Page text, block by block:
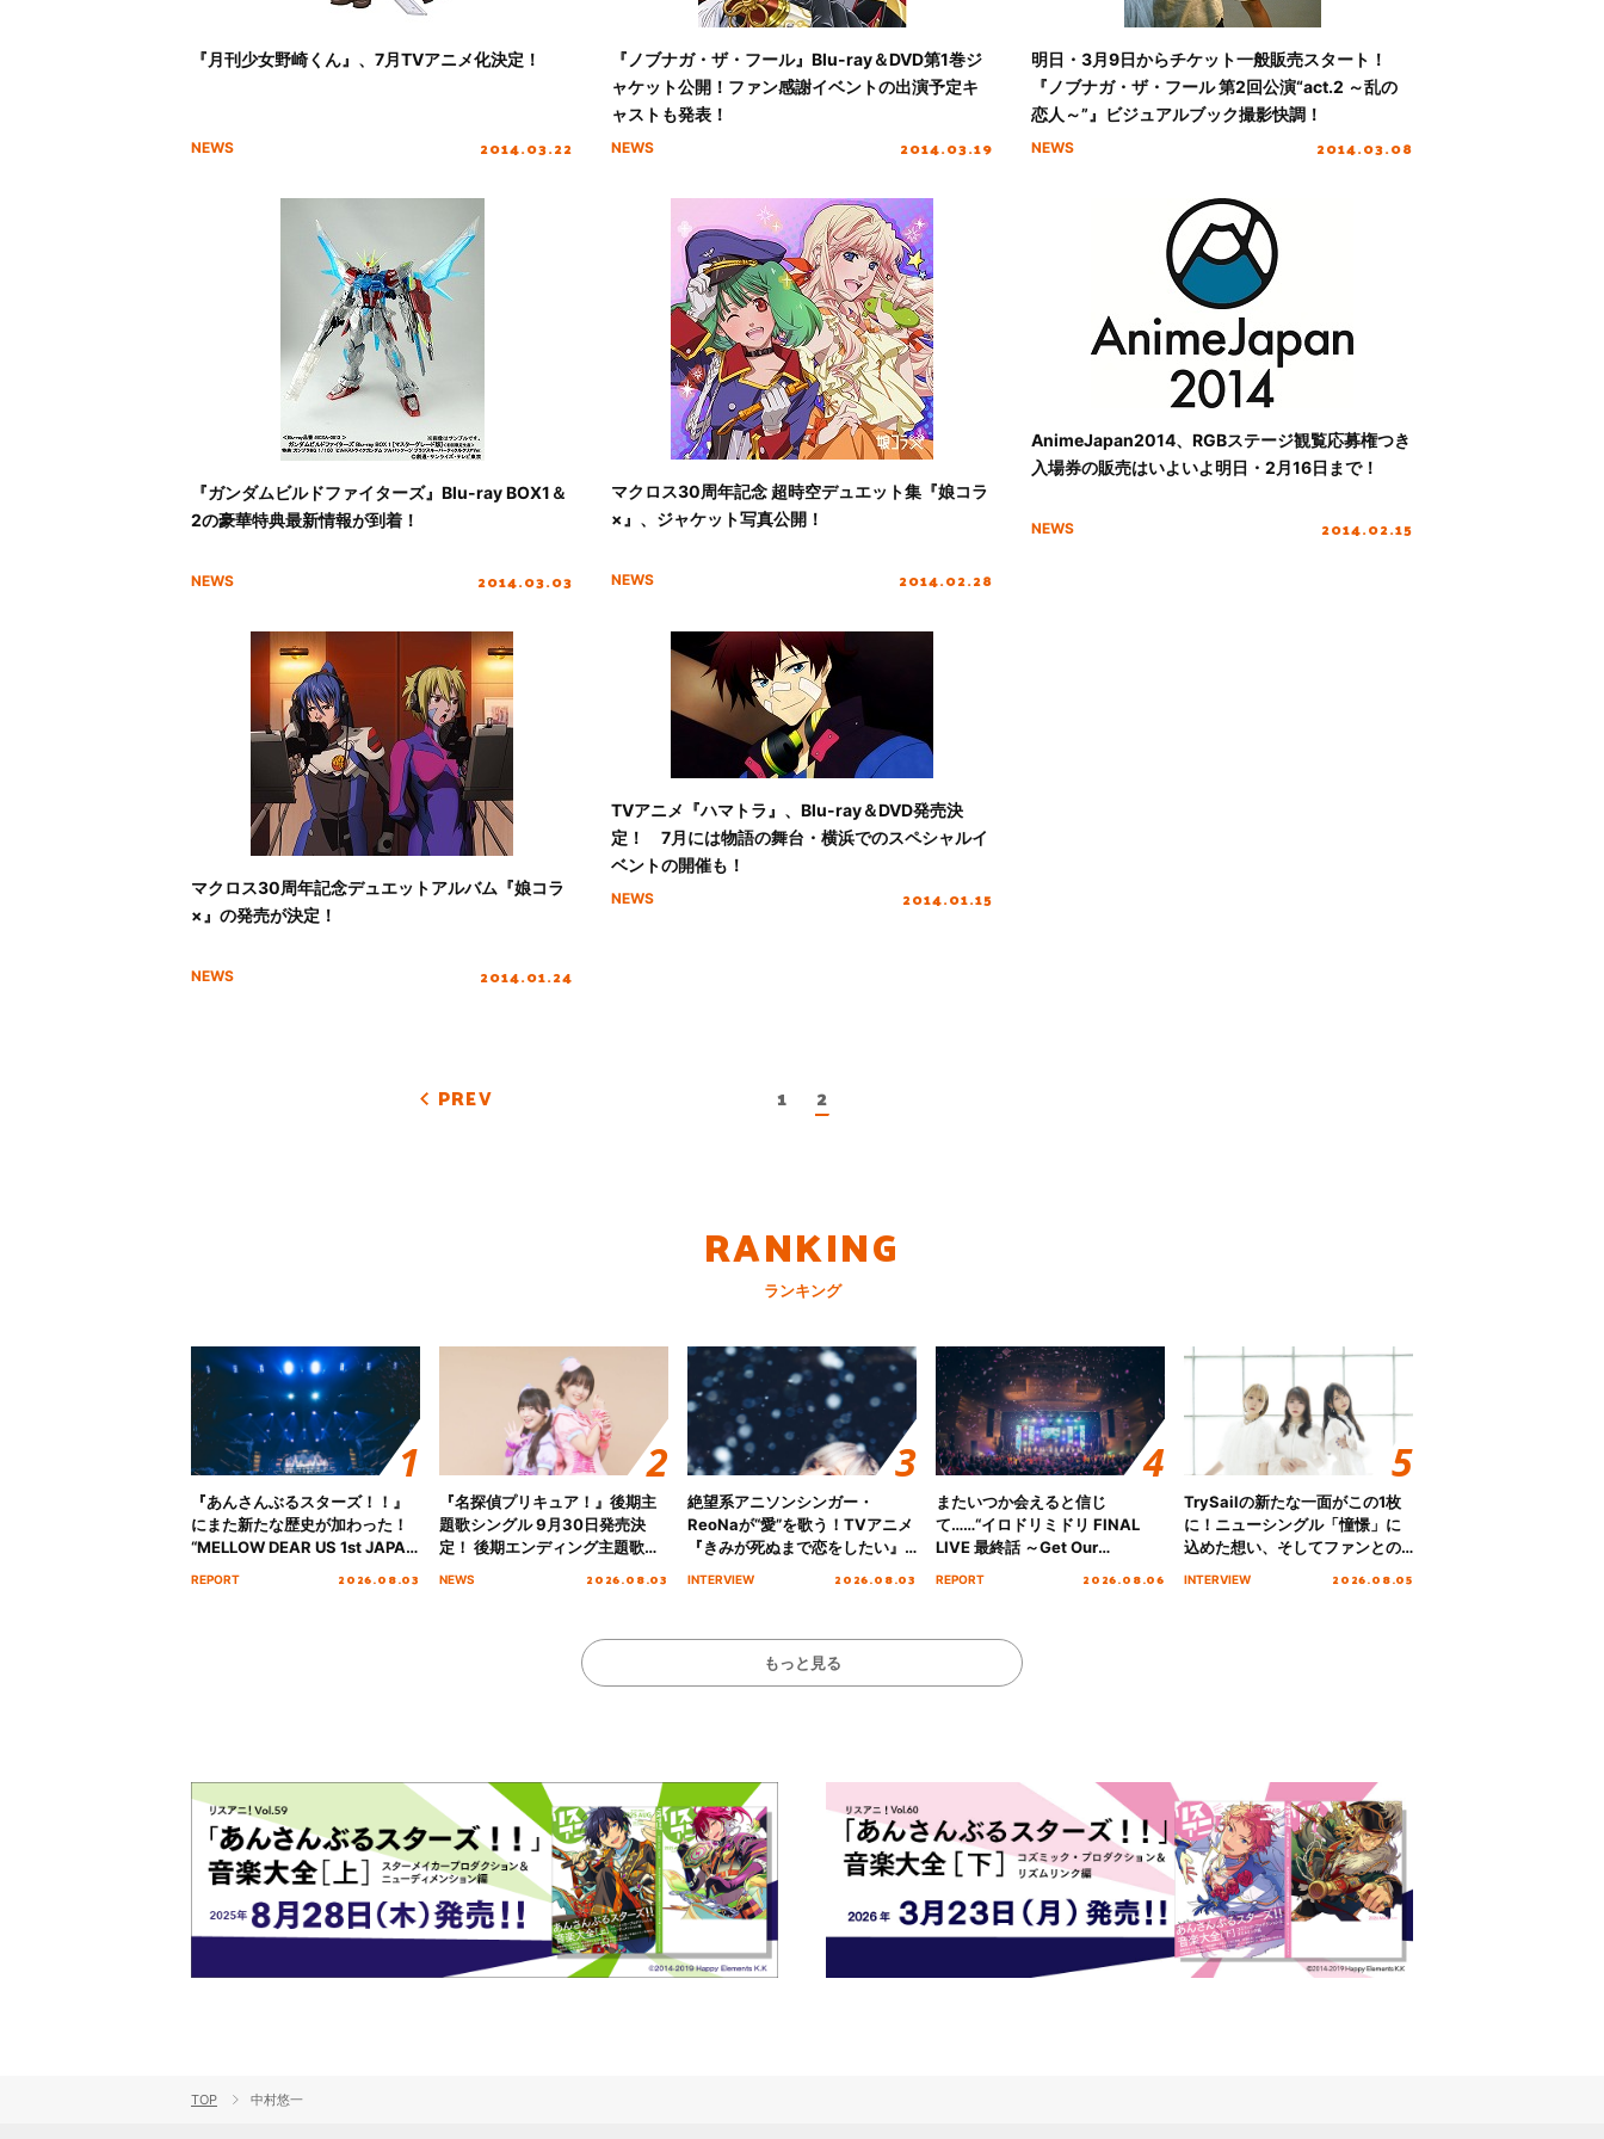
『月刊少女野崎くん』、7月TVアニメ化決定！
NEWS 2014.03.22
『ノブナガ・ザ・フール』Blu-ray＆DVD第1巻ジ
ャケット公開！ファン感謝イベントの出演予定キ
ャストも発表！
NEWS 2014.03.19
明日・3月9日からチケット一般販売スタート！
『ノブナガ・ザ・フール 第2回公演“act.2 ～乱の
恋人～”』ビジュアルブック撮影快調！
NEWS 2014.03.08
『ガンダムビルドファイターズ』Blu-ray BOX1＆
2の豪華特典最新情報が到着！
NEWS 2014.03.03
マクロス30周年記念 超時空デュエット集『娘コラ
×』、ジャケット写真公開！
NEWS 2014.02.28
AnimeJapan2014、RGBステージ観覧応募権つき
入場券の販売はいよいよ明日・2月16日まで！
NEWS 2014.02.15
マクロス30周年記念デュエットアルバム『娘コラ
×』の発売が決定！
NEWS 2014.01.24
TVアニメ『ハマトラ』、Blu-ray＆DVD発売決
定！ 7月には物語の舞台・横浜でのスペシャルイ
ベントの開催も！
NEWS 2014.01.15
PREV 1 2
RANKING
ランキング
『あんさんぶるスターズ！！』
にまた新たな歴史が加わった！
“MELLOW DEAR US 1st JAPAN
REPORT 2026.08.03
『名探偵プリキュア！』後期主
題歌シングル 9月30日発売決
定！ 後期エンディング主題歌
NEWS 2026.08.03
絶望系アニソンシンガー・
ReoNaが“愛”を歌う！TVアニメ
『きみが死ぬまで恋をしたい』
INTERVIEW 2026.08.03
またいつか会えると信じ
て……“イロドリミドリ FINAL
LIVE 最終話 ～Get Our
REPORT 2026.08.06
TrySailの新たな一面がこの1枚
に！ニューシングル「憧憬」に
込めた想い、そしてファンとの
INTERVIEW 2026.08.05
もっと見る
TOP 中村悠一